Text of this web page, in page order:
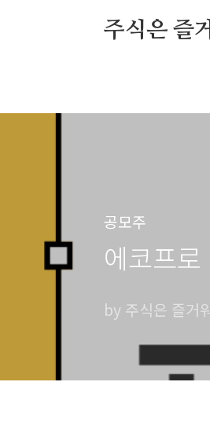
주식은 즐
공모주
에코프
by 주식은 즐거